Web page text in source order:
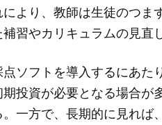
より、教師は生徒のつま
習やカリキュラムの見直
ソフトを導入するにあた
期投資が必要となる場合が
一方で、長期的に見れば